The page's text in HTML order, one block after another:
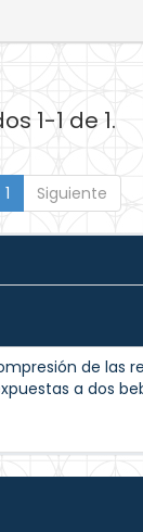
1-1 de 1.
1 Siguiente
de las
a dos